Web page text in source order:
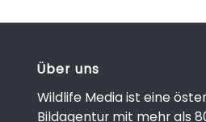
Über uns
Wildlife Media ist eine
Bildagentur mit mehr als